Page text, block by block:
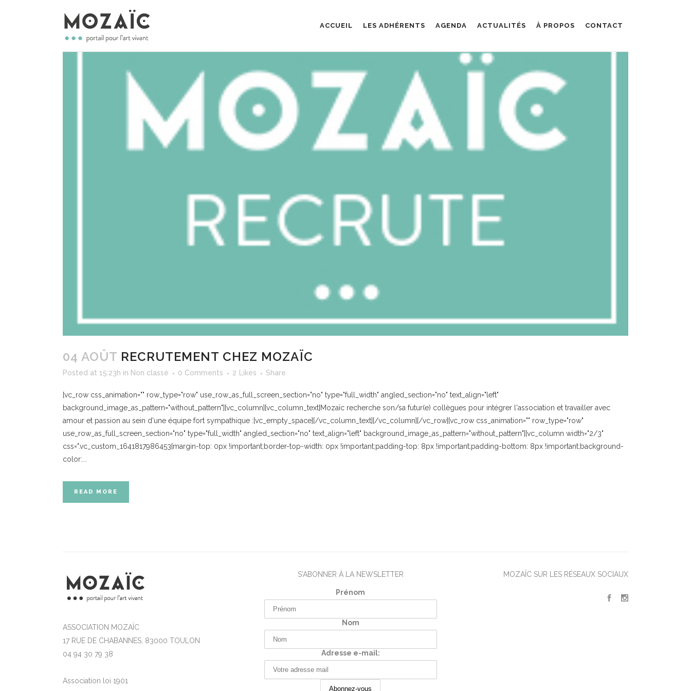
ACCUEIL LES ADHÉRENTS AGENDA ACTUALITÉS À PROPOS CONTACT
04 AOÛT RECRUTEMENT CHEZ MOZAÏC
Posted at 15:23h in Non classé 0 Comments 2 Likes Share
[vc_row css_animation="" row_type="row" use_row_as_full_screen_section="no" type="full_width" angled_section="no" text_align="left"
background_image_as_pattern="without_pattern"][vc_column][vc_column_text]Mozaïc recherche son/sa futur(e) collègues pour intégrer l'association et travailler avec
amour et passion au sein d'une équipe fort sympathique :[vc_empty_space][/vc_column_text][/vc_column][/vc_row][vc_row css_animation="" row_type="row"
use_row_as_full_screen_section="no" type="full_width" angled_section="no" text_align="left" background_image_as_pattern="without_pattern"][vc_column width="2/3"
css=".vc_custom_1641817986453{margin-top: 0px !important;border-top-width: 0px !important;padding-top: 8px !important;padding-bottom: 8px !important;background-
color:...
READ MORE
ASSOCIATION MOZAÏC
17 RUE DE CHABANNES, 83000 TOULON
04 94 30 79 38
Association loi 1901
S'ABONNER À LA NEWSLETTER
Prénom
Nom
Adresse e-mail:
MOZAÏC SUR LES RÉSEAUX SOCIAUX